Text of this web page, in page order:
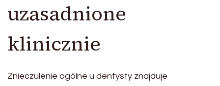
uzasadnione
klinicznie
Znieczulenie ogólne u dentysty znajduje